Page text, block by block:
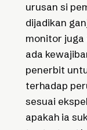
urusan si
dijadikan
monitor juga
ada
penerbit
terhadap
sesuai
apakah ia